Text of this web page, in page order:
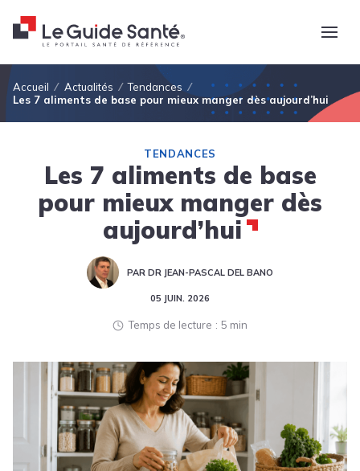
Fil d'Ariane
Accueil Actualités
Tendances
Les 7 aliments de base pour mieux manger dès aujourd’hui
TENDANCES
Les 7 aliments de base
pour mieux manger dès
aujourd’hui
PAR DR JEAN-PASCAL DEL BANO
05 JUIN. 2026
Temps de lecture 5 min